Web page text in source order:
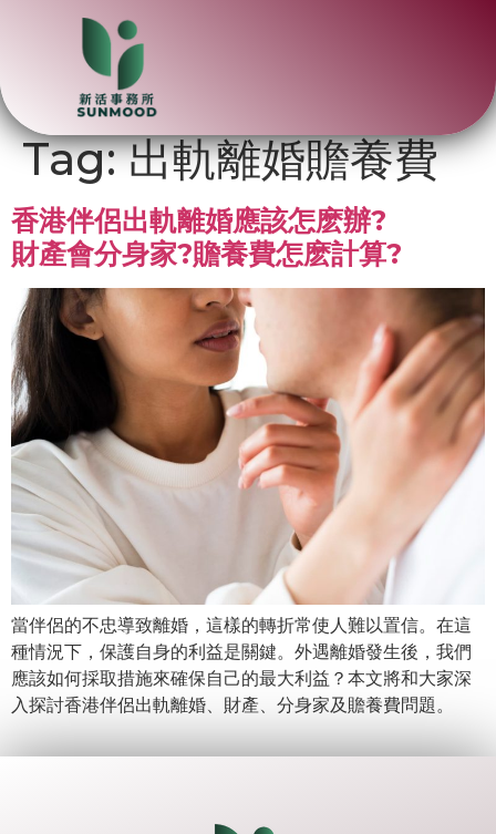
Tag:出軌離婚贍養費
香港伴侶出軌離婚應該怎麽辦?
財產會分身家?贍養費怎麽計算?
當伴侶的不忠導致離婚，這樣的轉折常使人難以置信。在這
種情況下，保護自身的利益是關鍵。外遇離婚發生後，我們
應該如何採取措施來確保自己的最大利益？本文將和大家深
入探討香港伴侶出軌離婚、財產、分身家及贍養費問題。